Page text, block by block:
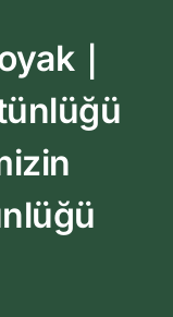
Biyografi
Kitapları
Video
｜